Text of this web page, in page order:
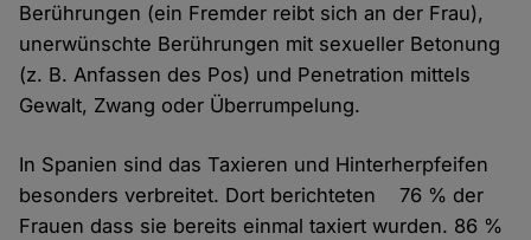
Berührungen (ein Fremder reibt sich an der Frau),
unerwünschte Berührungen mit sexueller Betonung
(z. B. Anfassen des Pos) und Penetration mittels
Gewalt, Zwang oder Überrumpelung.
In Spanien sind das Taxieren und Hinterherpfeifen
besonders verbreitet. Dort berichteten 76 % der
Frauen dass sie bereits einmal taxiert wurden. 86 %